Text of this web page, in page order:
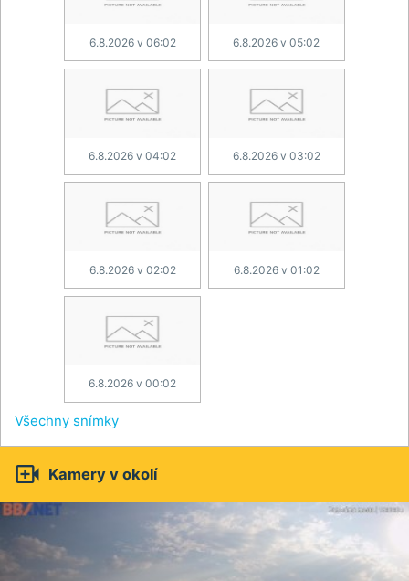
6.8.2026 v 06:02 6.8.2026 v 05:02
6.8.2026 v 04:02 6.8.2026 v 03:02
6.8.2026 v 02:02 6.8.2026 v 01:02
6.8.2026 v 00:02
Všechny snímky
 Kamery v okolí